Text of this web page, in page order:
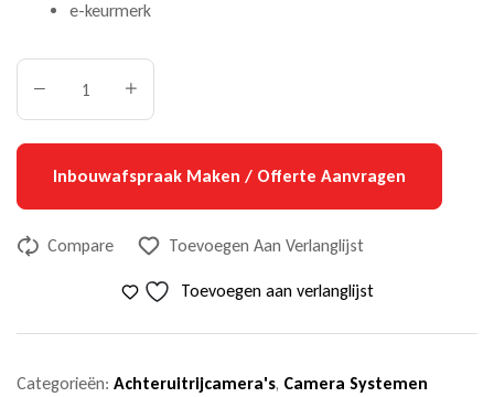
e-keurmerk
Inbouwafspraak Maken / Offerte Aanvragen
Compare Toevoegen Aan Verlanglijst
Toevoegen aan verlanglijst
Categorieën: Achteruitrijcamera's, Camera Systemen